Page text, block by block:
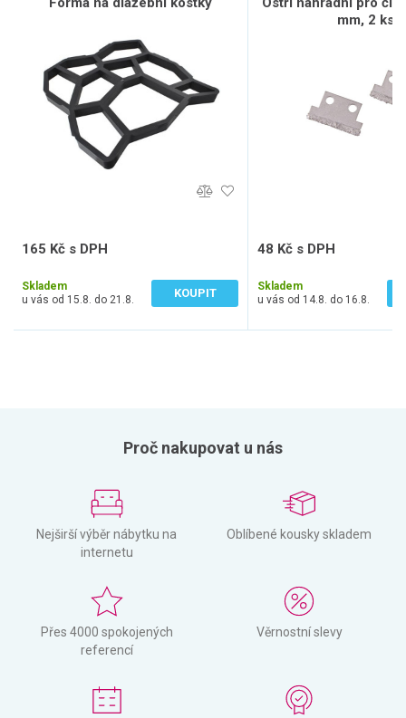
165 Kč s DPH
Skladem
u vás od 15.8. do 21.8.
KOUPIT
mm, 2 ks
48 Kč s DPH
Skladem
u vás od 14.8. do 16.8.
Proč nakupovat u nás
Nejširší výběr nábytku na
internetu
Oblíbené kousky skladem
Přes 4000 spokojených
referencí
Věrnostní slevy